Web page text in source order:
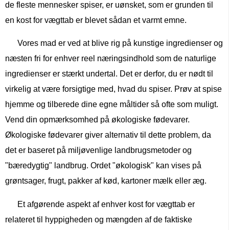
de fleste mennesker spiser, er uønsket, som er grunden til
en kost for vægttab er blevet sådan et varmt emne.
Vores mad er ved at blive rig på kunstige ingredienser og
næsten fri for enhver reel næringsindhold som de naturlige
ingredienser er stærkt undertal. Det er derfor, du er nødt til
virkelig at være forsigtige med, hvad du spiser. Prøv at spise
hjemme og tilberede dine egne måltider så ofte som muligt.
Vend din opmærksomhed på økologiske fødevarer.
Økologiske fødevarer giver alternativ til dette problem, da
det er baseret på miljøvenlige landbrugsmetoder og
"bæredygtig" landbrug. Ordet "økologisk" kan vises på
grøntsager, frugt, pakker af kød, kartoner mælk eller æg.
Et afgørende aspekt af enhver kost for vægttab er
relateret til hyppigheden og mængden af ​​de faktiske